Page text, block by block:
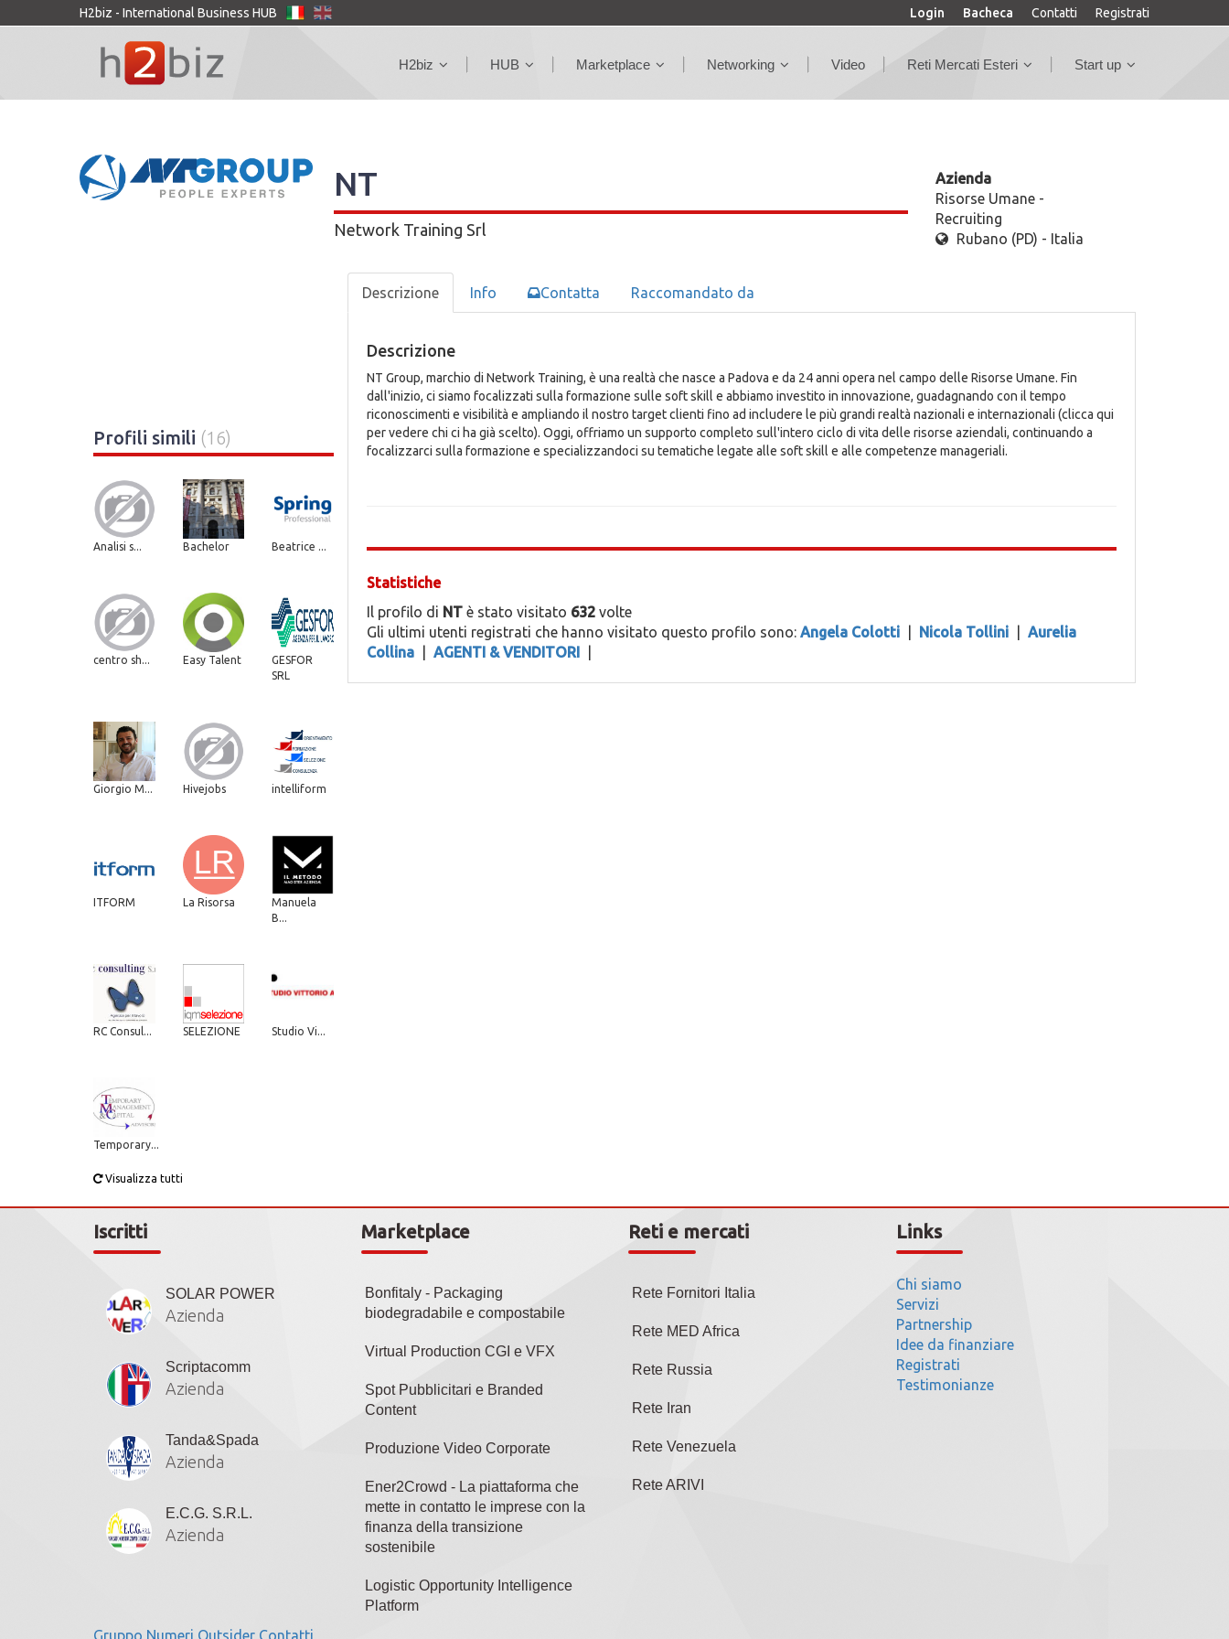
H2biz - International Business HUB Login Bacheca Contatti Registrati
H2biz HUB Marketplace Networking Video Reti Mercati Esteri Start up
NT
Network Training Srl
Azienda
Risorse Umane -
Recruiting
Rubano (PD) - Italia
Profili simili (16)
Analisi s... Bachelor Beatrice ...
centro sh... Easy Talent
GESFOR
SRL
Giorgio M... Hivejobs intelliform
ITFORM La Risorsa
Manuela
B...
RC Consul... SELEZIONE Studio Vi...
Temporary...
Visualizza tutti
Descrizione Info Contatta Raccomandato da
Descrizione
NT Group, marchio di Network Training, è una realtà che nasce a Padova e da 24 anni opera nel campo delle Risorse Umane. Fin
dall'inizio, ci siamo focalizzati sulla formazione sulle soft skill e abbiamo investito in innovazione, guadagnando con il tempo
riconoscimenti e visibilità e ampliando il nostro target clienti fino ad includere le più grandi realtà nazionali e internazionali (clicca qui
per vedere chi ci ha già scelto). Oggi, offriamo un supporto completo sull'intero ciclo di vita delle risorse aziendali, continuando a
focalizzarci sulla formazione e specializzandoci su tematiche legate alle soft skill e alle competenze manageriali.
Statistiche
Il profilo di NTè stato visitato 632volte
Gli ultimi utenti registrati che hanno visitato questo profilo sono: Angela Colotti Nicola Tollini
Aurelia
Collina
AGENTI & VENDITORI
Iscritti
SOLAR POWER
Azienda
Scriptacomm
Azienda
Tanda&Spada
Azienda
E.C.G. S.R.L.
Azienda
Marketplace
Bonfitaly - Packaging
biodegradabile e compostabile
Virtual Production CGI e VFX
Spot Pubblicitari e Branded
Content
Produzione Video Corporate
Ener2Crowd - La piattaforma che
mette in contatto le imprese con la
finanza della transizione
sostenibile
Logistic Opportunity Intelligence
Platform
Reti e mercati
Rete Fornitori Italia
Rete MED Africa
Rete Russia
Rete Iran
Rete Venezuela
Rete ARIVI
Links
Chi siamo
Servizi
Partnership
Idee da finanziare
Registrati
Testimonianze
Gruppo Numeri Outsider Contatti